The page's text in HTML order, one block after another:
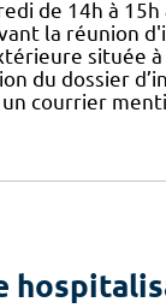
de 14h à 15h
la réunion
située
du dossier
courrier